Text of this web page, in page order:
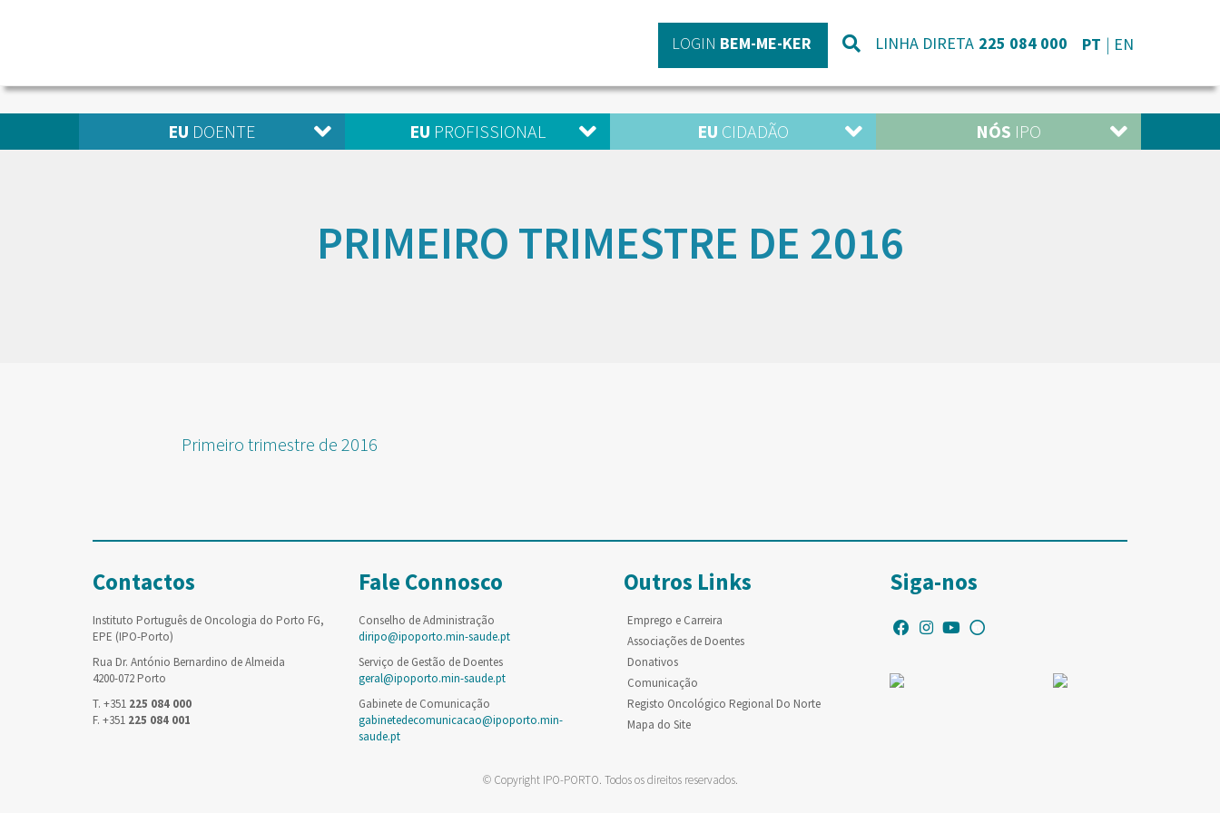
LOGIN BEM-ME-KER LINHA DIRETA 225 084 000 PT EN
EU DOENTE EU PROFISSIONAL EU CIDADÃO NÓS IPO
PRIMEIRO TRIMESTRE DE 2016
Primeiro trimestre de 2016
Contactos
Instituto Português de Oncologia do Porto FG,
EPE (IPO-Porto)
Rua Dr. António Bernardino de Almeida
4200-072 Porto
T. +351 225 084 000
F. +351 225 084 001
Fale Connosco
Conselho de Administração
diripo@ipoporto.min-saude.pt
Serviço de Gestão de Doentes
geral@ipoporto.min-saude.pt
Gabinete de Comunicação
gabinetedecomunicacao@ipoporto.min-
saude.pt
Outros Links
Emprego e Carreira
Associações de Doentes
Donativos
Comunicação
Registo Oncológico Regional Do Norte
Mapa do Site
Siga-nos
© Copyright IPO-PORTO. Todos os direitos reservados.